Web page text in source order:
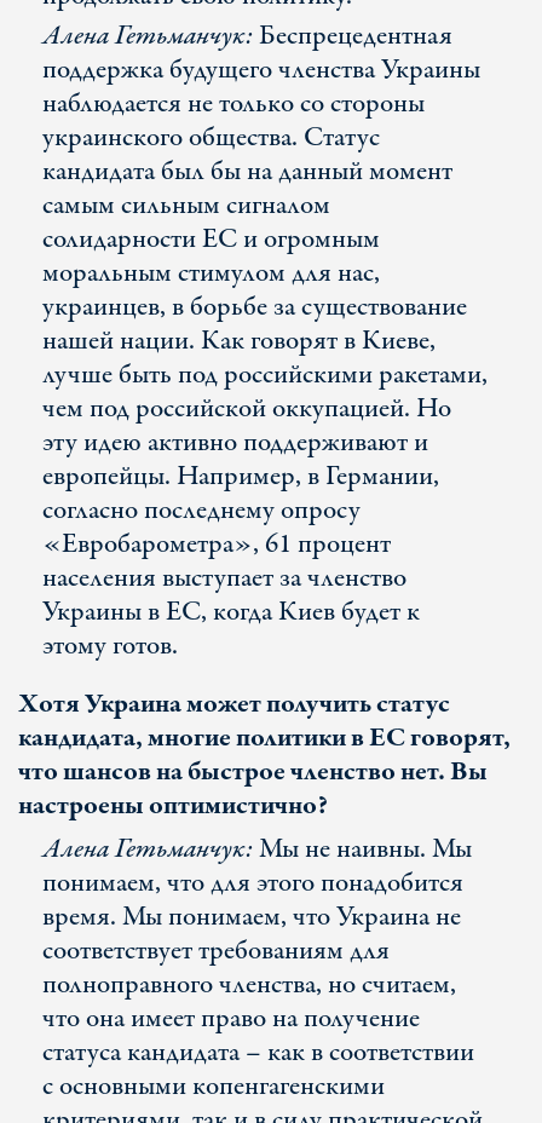
Алена Гетьманчук:Беспрецедентная
поддержка будущего членства Украины
наблюдается не только со стороны
украинского общества. Статус
кандидата был бы на данный момент
самым сильным сигналом
солидарности ЕС и огромным
моральным стимулом для нас,
украинцев, в борьбе за существование
нашей нации. Как говорят в Киеве,
лучше быть под российскими ракетами,
чем под российской оккупацией. Но
эту идею активно поддерживают и
европейцы. Например, в Германии,
согласно последнему опросу
«Евробарометра», 61 процент
населения выступает за членство
Украины в ЕС, когда Киев будет к
этому готов.
Хотя Украина может получить статус
кандидата, многие политики в ЕС говорят,
что шансов на быстрое членство нет. Вы
настроены оптимистично?
Алена Гетьманчук:Мы не наивны. Мы
понимаем, что для этого понадобится
время. Мы понимаем, что Украина не
соответствует требованиям для
полноправного членства, но считаем,
что она имеет право на получение
статуса кандидата – как в соответствии
с основными копенгагенскими